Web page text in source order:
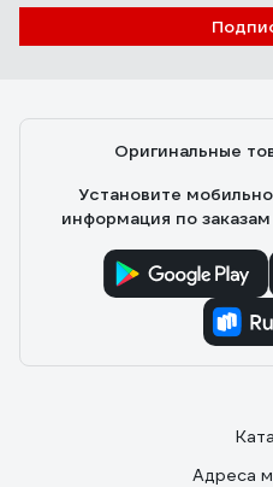
Оригинальные
Установите
информация по
Адреса